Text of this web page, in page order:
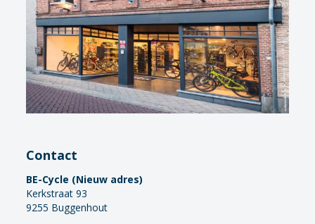
Contact
BE-Cycle (Nieuw adres)
Kerkstraat 93
9255 Buggenhout